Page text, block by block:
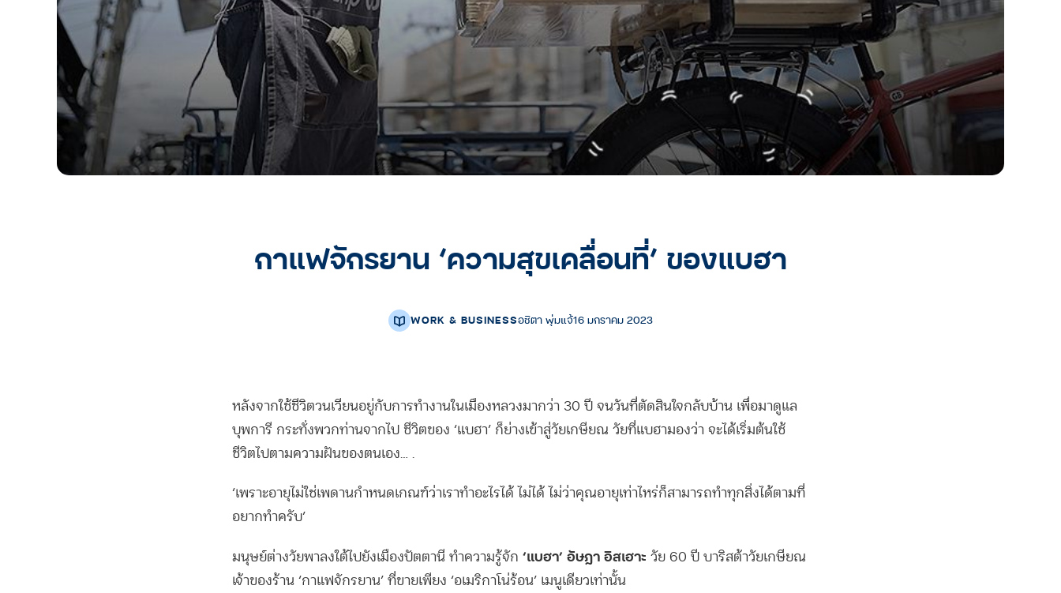
กาแฟจักรยาน ‘ความสุขเคลื่อนที่’ ของแบฮา
WORK & BUSINESSอชิตา พุ่มแจ้16 มกราคม 2023
หลังจากใช้ชีวิตวนเวียนอยู่กับการทำงานในเมืองหลวงมากว่า 30 ปี จนวันที่ตัดสินใจกลับบ้าน เพื่อมาดูแล
บุพการี กระทั่งพวกท่านจากไป ชีวิตของ ‘แบฮา’ ก็ย่างเข้าสู่วัยเกษียณ วัยที่แบฮามองว่า จะได้เริ่มต้นใช้
ชีวิตไปตามความฝันของตนเอง… .
‘เพราะอายุไม่ใช่เพดานกำหนดเกณฑ์ว่าเราทำอะไรได้ ไม่ได้ ไม่ว่าคุณอายุเท่าไหร่ก็สามารถทำทุกสิ่งได้ตามที่
อยากทำครับ’
มนุษย์ต่างวัยพาลงใต้ไปยังเมืองปัตตานี ทำความรู้จัก ‘แบฮา’ อัษฎา อิสเฮาะ วัย 60 ปี บาริสต้าวัยเกษียณ
เจ้าของร้าน ‘กาแฟจักรยาน’ ที่ขายเพียง ‘อเมริกาโน่ร้อน’ เมนูเดียวเท่านั้น